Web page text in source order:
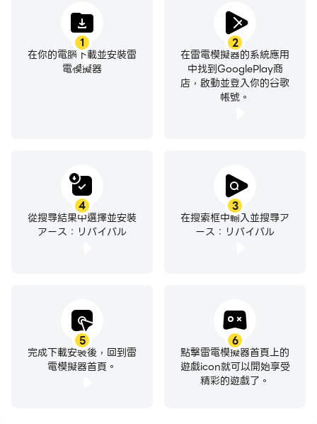
1
在你的電腦下載並安裝雷
電模擬器
2
在雷電模擬器的系統應用
中找到GooglePlay商
店，啟動並登入你的谷歌
帳號。
3
在搜索框中輸入並搜尋ア
ース：リバイバル
4
從搜尋結果中選擇並安裝
アース：リバイバル
5
完成下載安裝後，回到雷
電模擬器首頁。
6
點擊雷電模擬器首頁上的
遊戲icon就可以開始享受
精彩的遊戲了。